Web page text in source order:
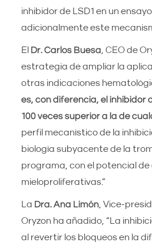
inhibidor de LSD1 en un
adicionalmente este
El Dr. Carlos Buesa , CEO de
estrategia de ampliar la
otras indicaciones
es, con diferencia, el inhibidor
100 veces superior a la de
perfil mecanístico de la
biología subyacente de la
programa, con el potencial
mieloproliferativas.”
La Dra. Ana Limón, Vice-
Oryzon ha añadido, “La
al revertir los bloqueos en la